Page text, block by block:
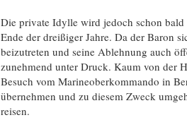
Die private Idylle wird jedoch schon bald
Ende der dreißiger Jahre. Da der Baron
beizutreten und seine Ablehnung auch
zunehmend unter Druck. Kaum von der
Besuch vom Marineoberkommando in
übernehmen und zu diesem Zweck
reisen.